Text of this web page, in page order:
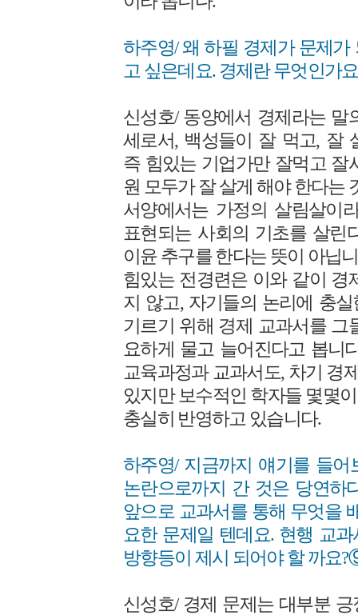
하주영/ 왜 하필 경제가 문제
고 싶은데요. 경제란 무엇인가
신성호/ 동양에서 경제라는 말
세로서, 백성들이 잘 먹고, 잘
즉 힘있는 기업가만 잘먹고 잘
원 모두가 잘 살게 해야 한다는
서양에서는 가정의 살림살이
표현되는 사회의 기초를 살린
이윤 추구를 한다는 뜻이 아닙
힘있는 전경련은 이와 같이 경
지 않고, 자기들의 논리에 충
기르기 위해 경제 교과서를 그
요하게 물고 늘어진다고 봅니
교육과정과 교과서도, 차기 경
있지만 보수적인 학자들 몇몇
충실히 반영하고 있습니다.
하주영/ 지금까지 얘기를 들
논란으로까지 간 것은 당연하
앞으로 교과서를 통해 무엇을
요한 문제일 텐데요. 현행 교
방향등이 제시 되어야 할 까요
신성호/ 경제 문제는 대부분